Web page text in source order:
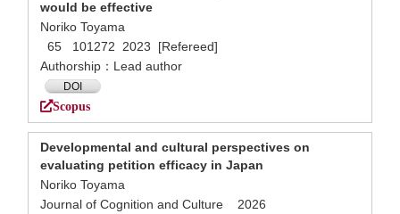
would be effective
Noriko Toyama
65 101272 2023 [Refereed]
Authorship：Lead author
DOI
Scopus
Developmental and cultural perspectives on
evaluating petition efficacy in Japan
Noriko Toyama
Journal of Cognition and Culture 2026